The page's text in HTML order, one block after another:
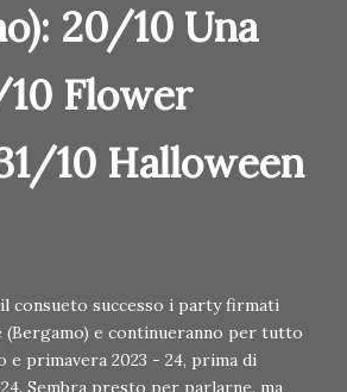
20/10 Una
Flower
10 Halloween
consueto successo i party firmati
e continueranno per tutto
primavera 2023 - 24, prima di
Sembra presto per parlarne, ma